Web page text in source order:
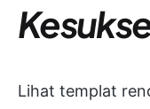
Lihat templat